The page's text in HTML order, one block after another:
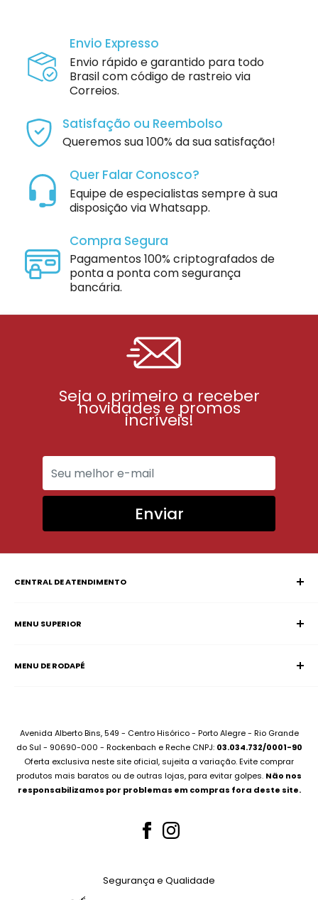
Envio Expresso
Envio rápido e garantido para todo
Brasil com código de rastreio via
Correios.
Satisfação ou Reembolso
Queremos sua 100% da sua satisfação!
Quer Falar Conosco?
Equipe de especialistas sempre à sua
disposição via Whatsapp.
Compra Segura
Pagamentos 100% criptografados de
ponta a ponta com segurança
bancária.
Seja o primeiro a receber
novidades e promos
incríveis!
Enviar
CENTRAL DE ATENDIMENTO
SAC (Serviço de Atendimento ao Consumidor)
Whatsapp:(51) 99227-3667
MENU SUPERIOR
Notebooks
Montamos seu PC
Compramos seu Notebook
Bateria Notebook
Fonte Notebook
MENU DE RODAPÉ
Sobre Assistência Técnica
Para Empresas
Canal no Youtube
Avenida Alberto Bins, 549 - Centro Hisórico - Porto Alegre - Rio Grande
do Sul - 90690-000 - Rockenbach e Reche CNPJ: 03.034.732/0001-90
Oferta exclusiva neste site oficial, sujeita a variação. Evite comprar
produtos mais baratos ou de outras lojas, para evitar golpes. Não nos
responsabilizamos por problemas em compras fora deste site.
Segurança e Qualidade